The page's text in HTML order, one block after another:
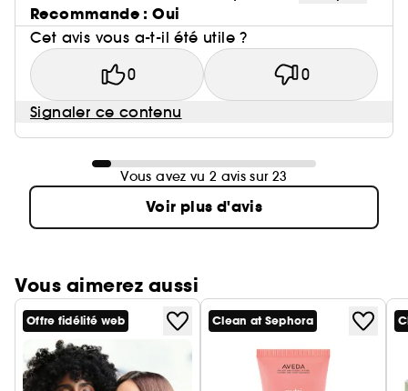
Recommande : Oui
Cet avis vous a-t-il été utile ?
0 0
Signaler ce contenu
Vous avez vu 2 avis sur 23
Voir plus d'avis
Vous aimerez aussi
Offre fidélité web Clean at Sephora